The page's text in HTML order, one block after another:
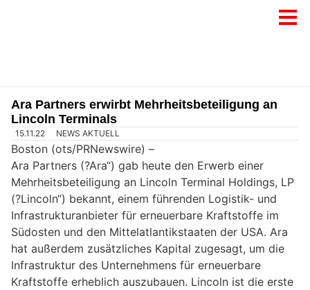
Ara Partners erwirbt Mehrheitsbeteiligung an
Lincoln Terminals
15.11.22 NEWS AKTUELL
Boston (ots/PRNewswire) –
Ara Partners (?Ara“) gab heute den Erwerb einer
Mehrheitsbeteiligung an Lincoln Terminal Holdings, LP
(?Lincoln“) bekannt, einem führenden Logistik- und
Infrastrukturanbieter für erneuerbare Kraftstoffe im
Südosten und den Mittelatlantikstaaten der USA. Ara
hat außerdem zusätzliches Kapital zugesagt, um die
Infrastruktur des Unternehmens für erneuerbare
Kraftstoffe erheblich auszubauen. Lincoln ist die erste